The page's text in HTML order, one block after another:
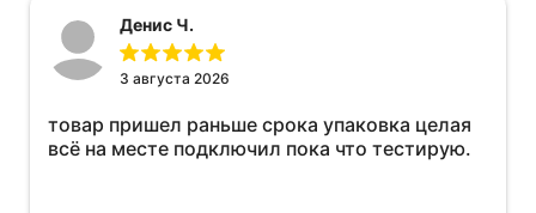
Денис Ч.
3 августа 2026
товар пришел раньше срока упаковка целая
всё на месте подключил пока что тестирую.